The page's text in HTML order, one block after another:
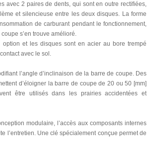
avec 2 paires de dents, qui sont en outre rectifiées,
et silencieuse entre les deux disques. La forme
de carburant pendant le fonctionnement,
s’en trouve amélioré.
et les disques sont en acier au bore trempé
avec le sol.
l’angle d’inclinaison de la barre de coupe. Des
d’éloigner la barre de coupe de 20 ou 50 [mm]
être utilisés dans les prairies accidentées et
modulaire, l’accès aux composants internes
l’entretien. Une clé spécialement conçue permet de